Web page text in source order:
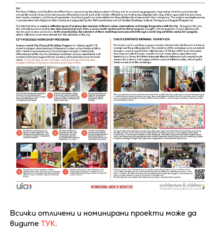
Всички отличени и номинирани проекти може да
видите ТУК.